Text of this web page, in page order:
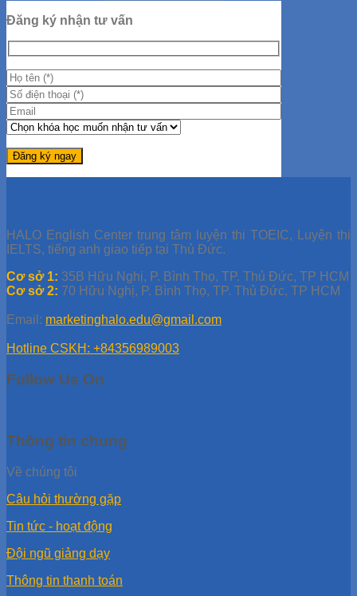
Học IELTS Online
Tài liệu TOEIC
Đề thi thử TOEIC
Giải đề TOEIC
Giải đề ETS 2021
Giải đề ETS 2020
Tip TOEIC
Series 30 Ngày Học TOEIC
Đăng ký nhận tư vấn
HALO English Center trung tâm luyện thi TOEIC, Luyện thi
IELTS, tiếng anh giao tiếp tại Thủ Đức.
Cơ sở 1: 35B Hữu Nghị, P. Bình Thọ, TP. Thủ Đức, TP HCM
Cơ sở 2: 70 Hữu Nghị, P. Bình Thọ, TP. Thủ Đức, TP HCM
Email: marketinghalo.edu@gmail.com
Hotline CSKH: +84356989003
Follow Us On
Thông tin chung
Về chúng tôi
Câu hỏi thường gặp
Tin tức - hoạt động
Đội ngũ giảng dạy
Thông tin thanh toán